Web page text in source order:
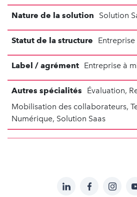
Nature de la solution Solution
Statut de la structure
Label / agrément Entreprise à
Autres spécialités
Évaluation,
Mobilisation des collaborateurs,
Numérique, Solution Saas
LinkedInFacebook